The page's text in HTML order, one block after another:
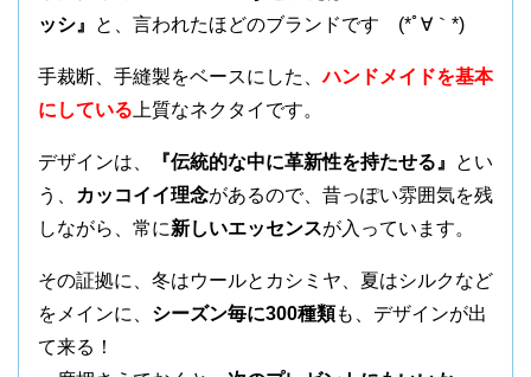
ッシ』
と、言われたほどのブランドです (*ﾟ∀｀*)
手裁断、手縫製をベースにした、ハンドメイドを基本
にしている 上質なネクタイです。
デザインは、 『伝統的な中に革新性を持たせる』
とい
う、
カッコイイ理念があるので、昔っぽい雰囲気を残
しながら、常に新しいエッセンスが入っています。
その証拠に、冬はウールとカシミヤ、夏はシルクなど
をメインに、 シーズン毎に300種類も、デザインが出
て来る！